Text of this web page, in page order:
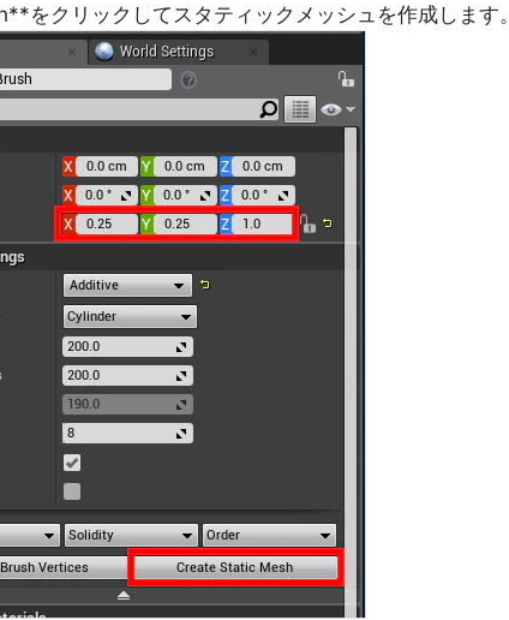
をクリックしてスタティックメッシュを作成します。